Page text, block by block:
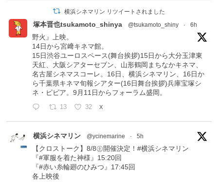
横浜シネマリン リツイートされました
塚本晋也tsukamoto_shinya @tsukamoto_shiny · 6h
野火』上映。
14日から宮﨑キネマ館。
15日渋谷ユーロスペース(舞台挨拶)15日から大分玉津東
天紅、大阪シアターセブン、山形鶴岡まちなかキネマ、
名古屋シネマスコーレ。16日、横浜シネマリン、16日か
ら千葉県キネマ旬報シアター(16日舞台挨拶)兵庫宝塚シ
ネ・ピピア。9月11日からフォーラム盛岡。
13 32 X
横浜シネマリン @ycinemarine · 5h
【クロストーク】8/8㊏開催決定！#横浜シネマリン
『#軍服を着た神様』15:20回
『#赤い糸輪廻のひみつ』17:45回
各上映後